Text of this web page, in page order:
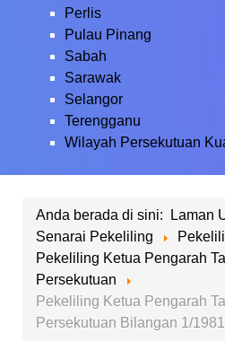
Perlis
Pulau Pinang
Sabah
Sarawak
Selangor
Terengganu
Wilayah Persekutuan
Anda berada di sini: Laman
Senarai Pekeliling
Pekeliling Ketua Pengarah
Persekutuan
Pekeliling Ketua Pengarah
Persekutuan Bilangan 1/1981